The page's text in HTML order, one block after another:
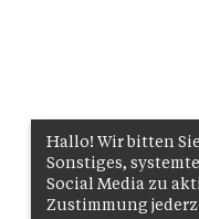
Hallo! Wir bitten
Sonstiges,
Social Media zu
Zustimmung